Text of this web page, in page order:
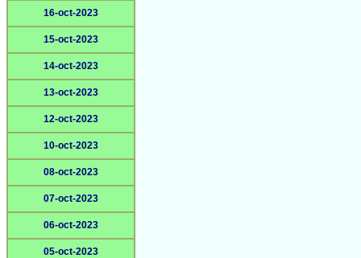
16-oct-2023
15-oct-2023
14-oct-2023
13-oct-2023
12-oct-2023
10-oct-2023
08-oct-2023
07-oct-2023
06-oct-2023
05-oct-2023